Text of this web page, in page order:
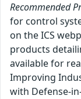
Recommended
for control
on the ICS
products
available for
Improving
with Defense-